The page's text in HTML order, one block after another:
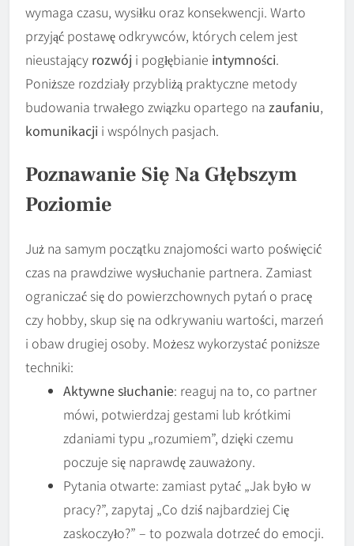
wymaga czasu, wysiłku oraz konsekwencji. Warto
przyjąć postawę odkrywców, których celem jest
nieustający rozwój i pogłębianie intymności.
Poniższe rozdziały przybliżą praktyczne metody
budowania trwałego związku opartego na zaufaniu,
komunikacji i wspólnych pasjach.
Poznawanie Się Na Głębszym
Poziomie
Już na samym początku znajomości warto poświęcić
czas na prawdziwe wysłuchanie partnera. Zamiast
ograniczać się do powierzchownych pytań o pracę
czy hobby, skup się na odkrywaniu wartości, marzeń
i obaw drugiej osoby. Możesz wykorzystać poniższe
techniki:
Aktywne słuchanie: reaguj na to, co partner
mówi, potwierdzaj gestami lub krótkimi
zdaniami typu „rozumiem”, dzięki czemu
poczuje się naprawdę zauważony.
Pytania otwarte: zamiast pytać „Jak było w
pracy?”, zapytaj „Co dziś najbardziej Cię
zaskoczyło?” – to pozwala dotrzeć do emocji.